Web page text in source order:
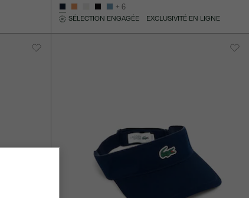
+ 6
SÉLECTION ENGAGÉE EXCLUSIVITÉ EN LIGNE